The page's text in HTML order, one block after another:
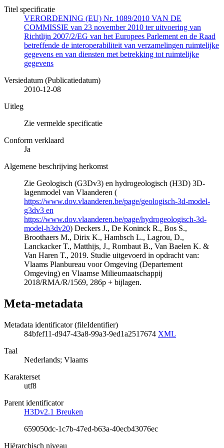
Titel specificatie
VERORDENING (EU) Nr. 1089/2010 VAN DE
COMMISSIE van 23 november 2010 ter uitvoering van
Richtlijn 2007/2/EG van het Europees Parlement en de Raad
betreffende de interoperabiliteit van verzamelingen ruimtelijke
gegevens en van diensten met betrekking tot ruimtelijke
gegevens
Versiedatum (Publicatiedatum)
2010-12-08
Uitleg
Zie vermelde specificatie
Conform verklaard
Ja
Algemene beschrijving herkomst
Zie Geologisch (G3Dv3) en hydrogeologisch (H3D) 3D-
lagenmodel van Vlaanderen (
https://www.dov.vlaanderen.be/page/geologisch-3d-model-
g3dv3 en
https://www.dov.vlaanderen.be/page/hydrogeologisch-3d-
model-h3dv20) Deckers J., De Koninck R., Bos S.,
Broothaers M., Dirix K., Hambsch L., Lagrou, D.,
Lanckacker T., Matthijs, J., Rombaut B., Van Baelen K. &
Van Haren T., 2019. Studie uitgevoerd in opdracht van:
Vlaams Planbureau voor Omgeving (Departement
Omgeving) en Vlaamse Milieumaatschappij
2018/RMA/R/1569, 286p + bijlagen.
Meta-metadata
Metadata identificator (fileIdentifier)
84bfef11-d947-43a8-99a3-9ed1a2517674 XML
Taal
Nederlands; Vlaams
Karakterset
utf8
Parent identificator
H3Dv2.1 Breuken
659050dc-1c7b-47ed-b63a-40ecb43076ec
Hiërarchisch niveau